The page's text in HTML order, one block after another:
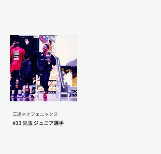
三遠ネオフェニックス
#33 児玉 ジュニア選手